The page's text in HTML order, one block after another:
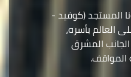
المستجد (كوفيد -
العالم بأسره،
الجانب المشرق